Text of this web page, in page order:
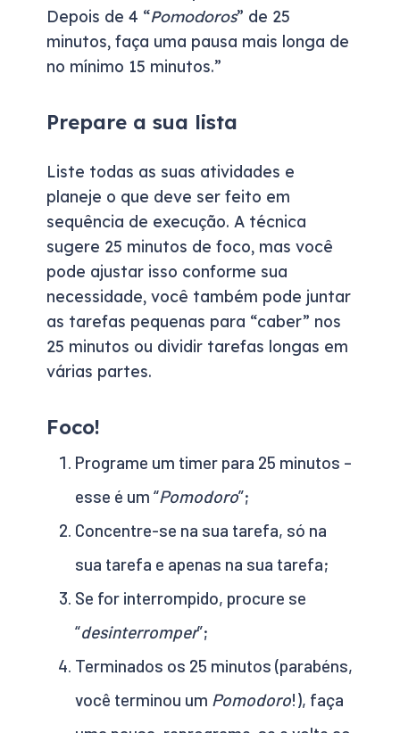
Depois de 4 “Pomodoros” de 25
minutos, faça uma pausa mais longa de
no mínimo 15 minutos.”
Prepare a sua lista
Liste todas as suas atividades e
planeje o que deve ser feito em
sequência de execução. A técnica
sugere 25 minutos de foco, mas você
pode ajustar isso conforme sua
necessidade, você também pode juntar
as tarefas pequenas para “caber” nos
25 minutos ou dividir tarefas longas em
várias partes.
Foco!
Programe um timer para 25 minutos –
esse é um “Pomodoro”;
Concentre-se na sua tarefa, só na
sua tarefa e apenas na sua tarefa;
Se for interrompido, procure se
“desinterromper”;
Terminados os 25 minutos (parabéns,
você terminou um Pomodoro!), faça